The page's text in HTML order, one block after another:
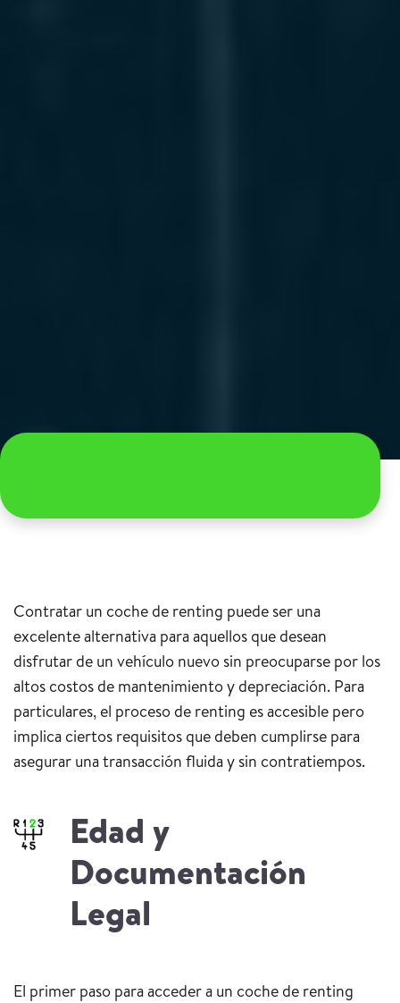
Contratar un coche de renting puede ser una
excelente alternativa para aquellos que desean
disfrutar de un vehículo nuevo sin preocuparse por los
altos costos de mantenimiento y depreciación. Para
particulares, el proceso de renting es accesible pero
implica ciertos requisitos que deben cumplirse para
asegurar una transacción fluida y sin contratiempos.
Edad y
Documentación
Legal
El primer paso para acceder a un coche de renting